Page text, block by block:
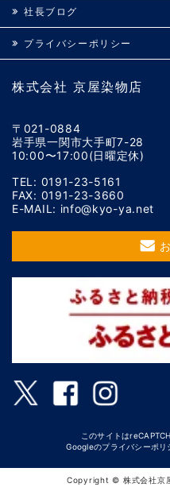
株式会社 京屋染物店
〒021-0884
岩手県一関市大手町7-28
10:00〜17:00(日曜定休)
TEL: 0191-23-5161
FAX: 0191-23-3660
E-MAIL: info@kyo-ya.net
社長ブログ
プライバシーポリシー
このサイトは
Googleのプライバシーポリ
Copyright © 株式会社京